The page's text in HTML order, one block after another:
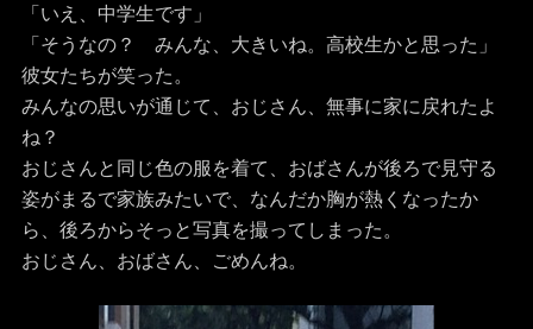
「いえ、中学生です」
「そうなの？ みんな、大きいね。高校生かと思った」
彼女たちが笑った。
みんなの思いが通じて、おじさん、無事に家に戻れたよ
ね？
おじさんと同じ色の服を着て、おばさんが後ろで見守る
姿がまるで家族みたいで、なんだか胸が熱くなったか
ら、後ろからそっと写真を撮ってしまった。
おじさん、おばさん、ごめんね。